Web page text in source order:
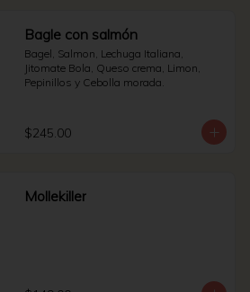
Bagle con salmón
Bagel, Salmon, Lechuga Italiana,
Jitomate Bola, Queso crema, Limon,
Pepinillos y Cebolla morada.
$245.00
Mollekiller